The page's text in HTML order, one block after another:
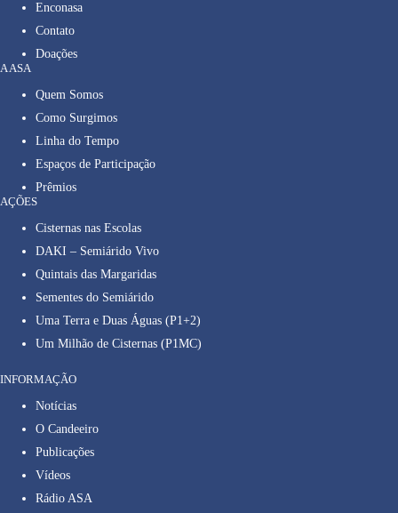
Enconasa
Contato
Doações
A ASA
Quem Somos
Como Surgimos
Linha do Tempo
Espaços de Participação
Prêmios
AÇÕES
Cisternas nas Escolas
DAKI – Semiárido Vivo
Quintais das Margaridas
Sementes do Semiárido
Uma Terra e Duas Águas (P1+2)
Um Milhão de Cisternas (P1MC)
INFORMAÇÃO
Notícias
O Candeeiro
Publicações
Vídeos
Rádio ASA